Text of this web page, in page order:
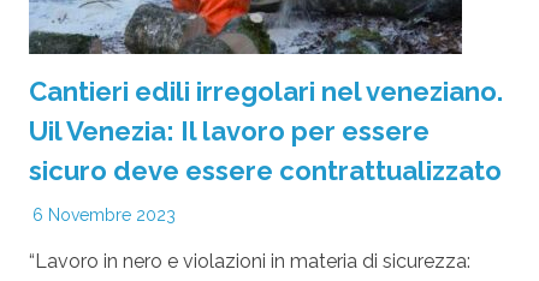
Cantieri edili irregolari nel veneziano.
Uil Venezia: Il lavoro per essere
sicuro deve essere contrattualizzato
6 Novembre 2023
“Lavoro in nero e violazioni in materia di sicurezza: